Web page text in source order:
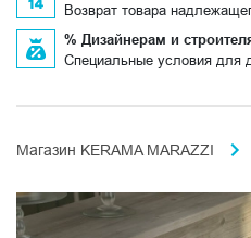
Возврат товара
% Дизайнерам и
Специальные условия для
Магазин KERAMA MARAZZI